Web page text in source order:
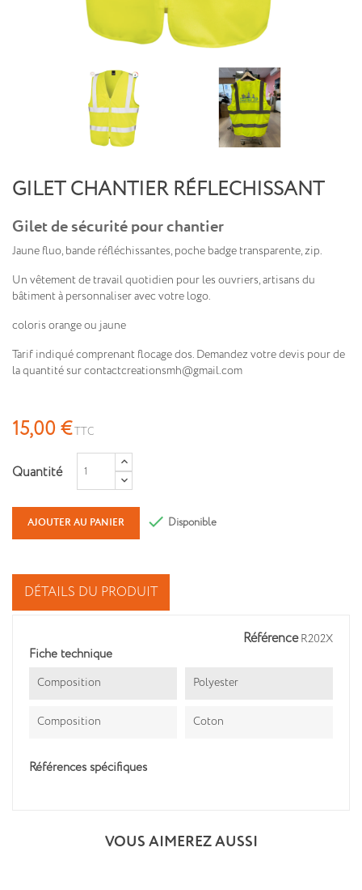
GILET CHANTIER RÉFLECHISSANT
Gilet de sécurité pour chantier
Jaune fluo, bande réfléchissantes, poche badge transparente, zip.
Un vêtement de travail quotidien pour les ouvriers, artisans du
bâtiment à personnaliser avec votre logo.
coloris orange ou jaune
Tarif indiqué comprenant flocage dos. Demandez votre devis pour de
la quantité sur contactcreationsmh@gmail.com
15,00 €TTC
Quantité
AJOUTER AU PANIER  Disponible
DÉTAILS DU PRODUIT
Référence R202X
Fiche technique
Composition Polyester
Composition Coton
Références spécifiques
VOUS AIMEREZ AUSSI